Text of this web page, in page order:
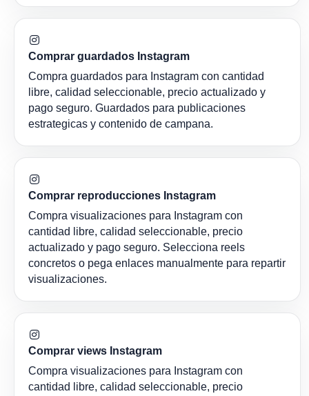
Comprar guardados Instagram
Compra guardados para Instagram con cantidad
libre, calidad seleccionable, precio actualizado y
pago seguro. Guardados para publicaciones
estrategicas y contenido de campana.
Comprar reproducciones Instagram
Compra visualizaciones para Instagram con
cantidad libre, calidad seleccionable, precio
actualizado y pago seguro. Selecciona reels
concretos o pega enlaces manualmente para repartir
visualizaciones.
Comprar views Instagram
Compra visualizaciones para Instagram con
cantidad libre, calidad seleccionable, precio